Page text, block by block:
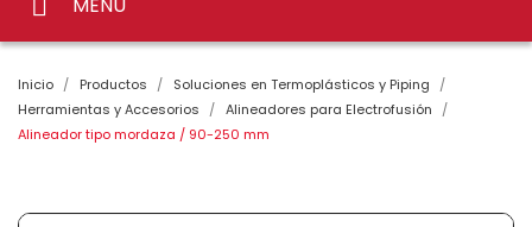
MENU
Inicio Productos
Soluciones en Termoplásticos y Piping
Herramientas y Accesorios
Alineadores para Electrofusión
Alineador tipo mordaza / 90-250 mm